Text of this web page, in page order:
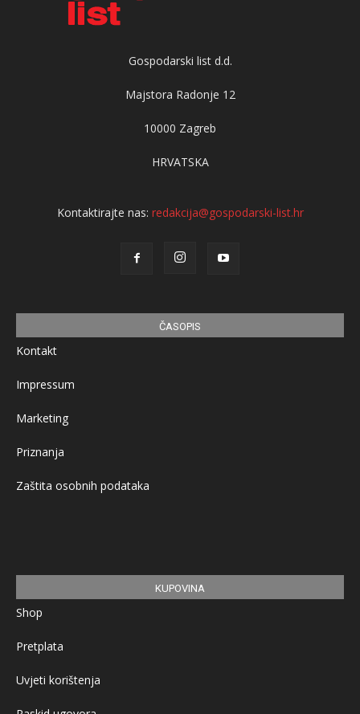
Gospodarski list d.d.
Majstora Radonje 12
10000 Zagreb
HRVATSKA
Kontaktirajte nas: redakcija@gospodarski-list.hr
ČASOPIS
Kontakt
Impressum
Marketing
Priznanja
Zaštita osobnih podataka
KUPOVINA
Shop
Pretplata
Uvjeti korištenja